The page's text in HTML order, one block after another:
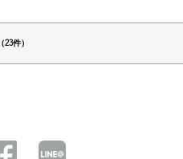
（23件）